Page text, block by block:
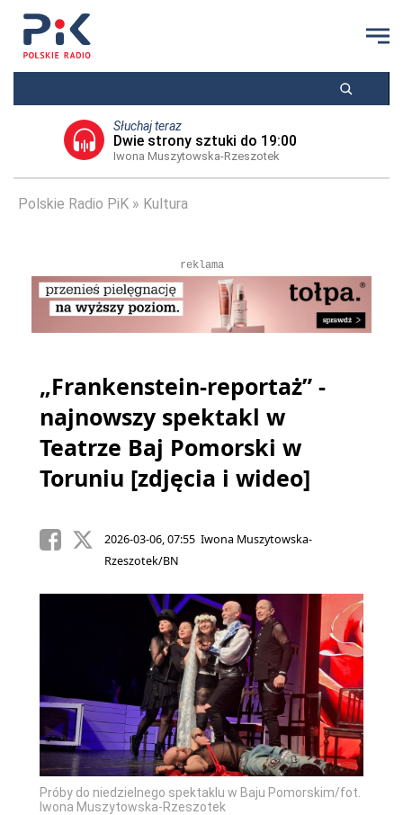
Słuchaj teraz
Dwie strony sztuki do 19:00
Iwona Muszytowska-Rzeszotek
Polskie Radio PiK Kultura
reklama
„Frankenstein-reportaż” -
najnowszy spektakl w
Teatrze Baj Pomorski w
Toruniu [zdjęcia i wideo]
2026-03-06, 07:55 Iwona Muszytowska-
Rzeszotek/BN
Próby do niedzielnego spektaklu w Baju Pomorskim/fot.
Iwona Muszytowska-Rzeszotek